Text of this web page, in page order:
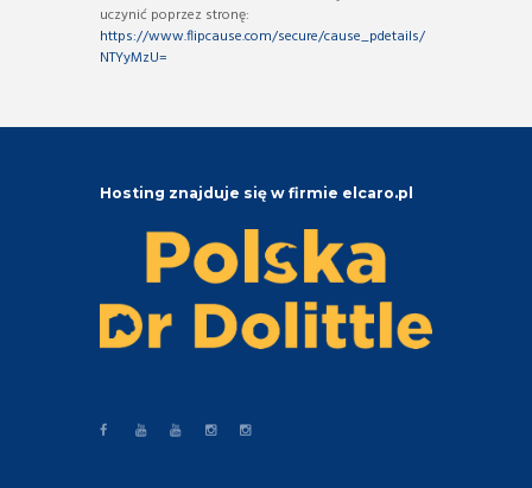
uczynić poprzez stronę:
https://www.flipcause.com/secure/cause_pdetails/
NTYyMzU=
Hosting znajduje się w firmie elcaro.pl